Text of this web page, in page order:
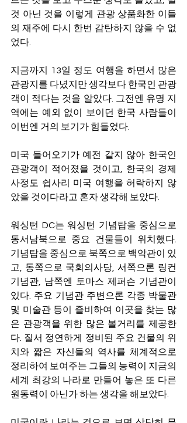
것 아닌 것을 이렇게 관광 상품화한 이들
의 재주에 다시 한번 감탄하지 않을 수 없
었다.
지금까지 13일 정도 여행을 하면서 많은
관광지를 다녔지만 생각보다 한국인 관광
객이 적다는 것을 알았다. 그전엔 유명 지
역에는 예외 없이 보이던 한국 사람들이
이번엔 거의 보기가 힘들었다.
미국 들어오기가 예전 같지 않아 한국인
관광객이 적어졌을 것이고, 한국의 경제
사정도 쉽사리 미국 여행을 허락하지 않
았을 것이다라고 혼자 생각해 보았다.
워싱턴 DC는 워싱턴 기념탑을 중심으로
동서남북으로 중요 건물들이 위치했다.
기념탑을 중심으로 북쪽으로 백악관이 있
고, 동쪽으로 국회의사당, 서쪽으론 링컨
기념관, 남쪽엔 토마스 제퍼슨 기념관이
있다. 주요 기념관 주변으론 각종 박물관
및 미술관 등이 즐비하여 이곳을 찾는 많
은 관광객을 위한 많은 볼거리를 제공한
다. 질서 정연하게 정비된 주요 건물의 위
치와 짧은 자신들의 역사를 체계적으로
정리하여 보여주는 그들의 능력이 지금의
세계 최강의 나라로 만들어 놓은 또 다른
원동력이 아닌가 하는 생각을 해보았다.